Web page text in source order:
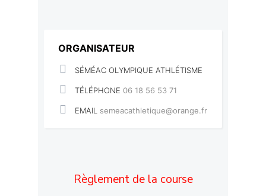
ORGANISATEUR
SÉMÉAC OLYMPIQUE ATHLÉTISME
TÉLÉPHONE 06 18 56 53 71
EMAIL semeacathletique@orange.fr
Règlement de la course